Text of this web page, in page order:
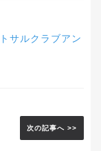
サルクラブアン
次の記事へ >>